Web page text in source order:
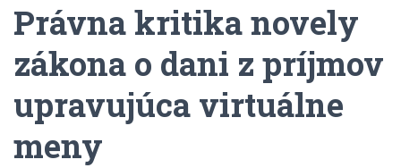
I
O
Právna kritika novely
zákona o dani z príjmov
upravujúca virtuálne
meny